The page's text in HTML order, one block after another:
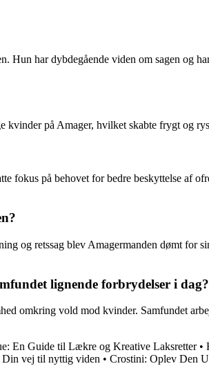
Hun har dybdegående viden om sagen og
på Amager, hvilket skabte frygt og
fokus på behovet for bedre beskyttelse af
og retssag blev Amagermanden dømt for
lignende forbrydelser i dag?
omkring vold mod kvinder. Samfundet
En Guide til Lækre og Kreative Laksretter•
vej til nyttig viden • Crostini: Oplev Den